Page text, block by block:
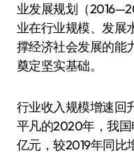
业发展规划（
业在行业规模、发展
撑经济社会发展的能
奠定坚实基础。
行业收入规模增速回
平凡的2020年，我国
亿元，较2019年同比